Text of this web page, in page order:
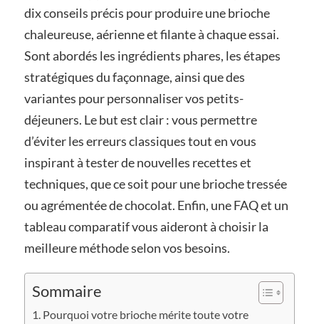
dix conseils précis pour produire une brioche
chaleureuse, aérienne et filante à chaque essai.
Sont abordés les ingrédients phares, les étapes
stratégiques du façonnage, ainsi que des
variantes pour personnaliser vos petits-
déjeuners. Le but est clair : vous permettre
d’éviter les erreurs classiques tout en vous
inspirant à tester de nouvelles recettes et
techniques, que ce soit pour une brioche tressée
ou agrémentée de chocolat. Enfin, une FAQ et un
tableau comparatif vous aideront à choisir la
meilleure méthode selon vos besoins.
Sommaire
Pourquoi votre brioche mérite toute votre